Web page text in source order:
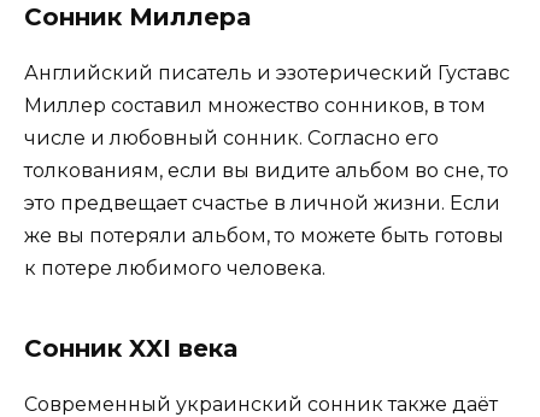
Сонник Миллера
Английский писатель и эзотерический Густавс
Миллер составил множество сонников, в том
числе и любовный сонник. Согласно его
толкованиям, если вы видите альбом во сне, то
это предвещает счастье в личной жизни. Если
же вы потеряли альбом, то можете быть готовы
к потере любимого человека.
Сонник XXI века
Современный украинский сонник также даёт